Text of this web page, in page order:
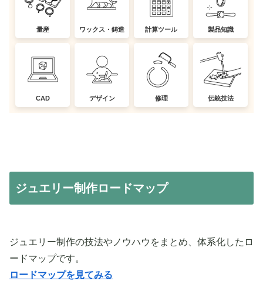
量産 ワックス・鋳造 計算ツール 製品知識
CAD デザイン 修理 伝統技法
ジュエリー制作ロードマップ
ジュエリー制作の技法やノウハウをまとめ、体系化したロ
ードマップです。
ロードマップを見てみる